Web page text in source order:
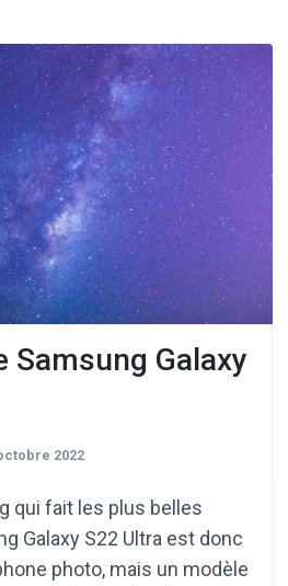
Samsung Galaxy
2022
qui fait les plus belles
Galaxy S22 Ultra est donc
photo, mais un modèle